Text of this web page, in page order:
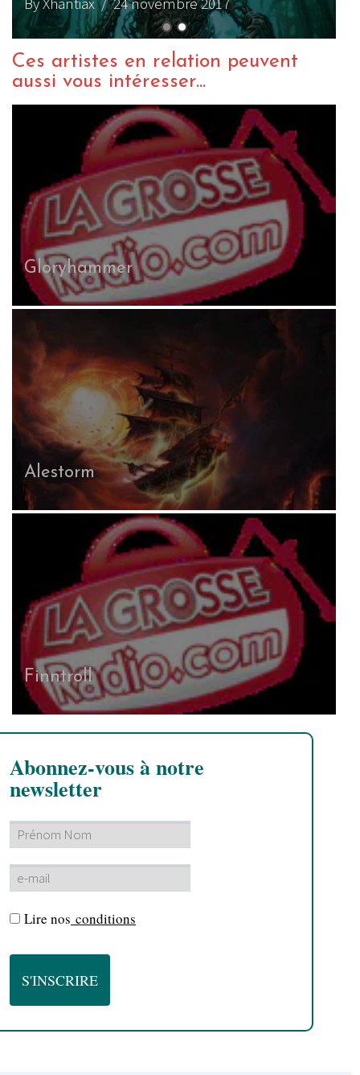
Ces artistes en relation peuvent
aussi vous intéresser...
Gloryhammer
Alestorm
Finntroll
Abonnez-vous à notre
newsletter
Lire nos conditions